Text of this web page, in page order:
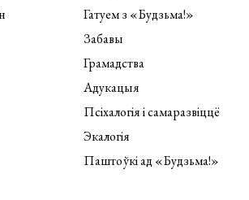
Гатуем з «Будзьма!»
Забавы
Грамадства
Адукацыя
Псіхалогія і самаразвіццё
Экалогія
Паштоўкі ад «Будзьма!»